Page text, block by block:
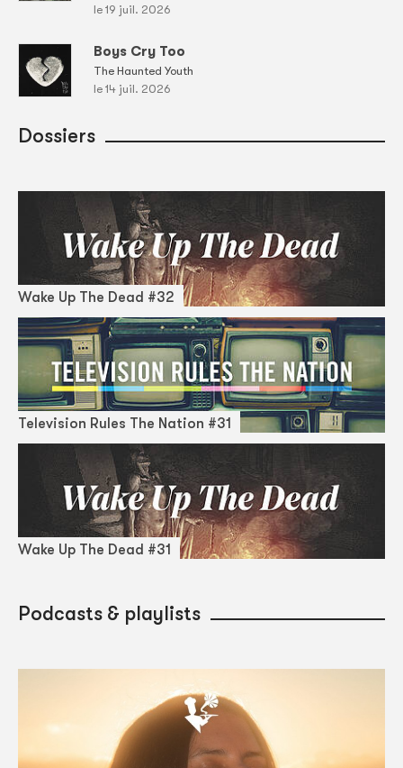
le 19 juil. 2026
Boys Cry Too
The Haunted Youth
le 14 juil. 2026
Dossiers
Wake Up The Dead #32
Television Rules The Nation #31
Wake Up The Dead #31
Podcasts & playlists